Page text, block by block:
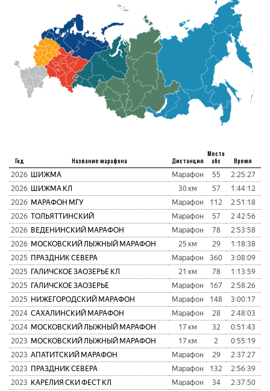
Год Название марафона Дистанция
Место
абс
Время
2026 ШИЖМА Марафон 55 2:25:27
2026 ШИЖМА КЛ 30 км 57 1:44:12
2026 МАРАФОН МГУ Марафон 112 2:51:18
2026 ТОЛЬЯТТИНСКИЙ Марафон 57 2:42:56
2026 ВЕДЕНИНСКИЙ МАРАФОН Марафон 78 2:53:58
2026 МОСКОВСКИЙ ЛЫЖНЫЙ МАРАФОН 25 км 29 1:18:38
2025 ПРАЗДНИК СЕВЕРА Марафон 360 3:08:09
2025 ГАЛИЧСКОЕ ЗАОЗЕРЬЕ КЛ 21 км 78 1:13:59
2025 ГАЛИЧСКОЕ ЗАОЗЕРЬЕ Марафон 167 2:58:26
2025 НИЖЕГОРОДСКИЙ МАРАФОН Марафон 148 3:00:17
2024 САХАЛИНСКИЙ МАРАФОН Марафон 28 2:48:03
2024 МОСКОВСКИЙ ЛЫЖНЫЙ МАРАФОН 17 км 32 0:51:43
2023 МОСКОВСКИЙ ЛЫЖНЫЙ МАРАФОН 17 км 2 0:55:19
2023 АПАТИТСКИЙ МАРАФОН Марафон 29 2:37:27
2023 ПРАЗДНИК СЕВЕРА Марафон 132 2:56:39
2023 КАРЕЛИЯ СКИ ФЕСТ КЛ Марафон 34 2:37:50